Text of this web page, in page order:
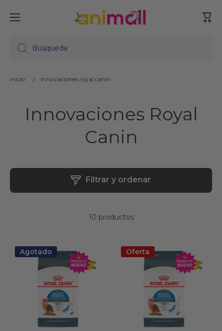
Ir directamente al contenido
Búsqueda
Inicio Innovaciones royal canin
Innovaciones Royal
Canin
Filtrar y ordenar
10 productos
Agotado Oferta